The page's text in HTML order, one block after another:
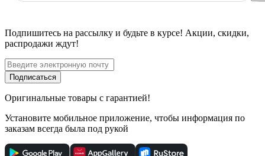
Подпишитесь на рассылку и будьте в курсе! Акции, скидки,
распродажи ждут!
Подписаться
Оригинальные товары с гарантией!
Установите мобильное приложение, чтобы информация по
заказам всегда была под рукой